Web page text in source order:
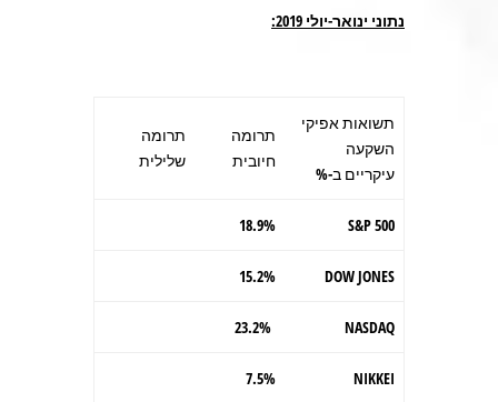
נתוני ינואר-יולי 2019:
תשואות אפיקי
השקעה
עיקריים ב-%
תרומה
חיובית
תרומה
שלילית
S&P 500
18.9%
DOW JONES
15.2%
NASDAQ
23.2%
NIKKEI
7.5%